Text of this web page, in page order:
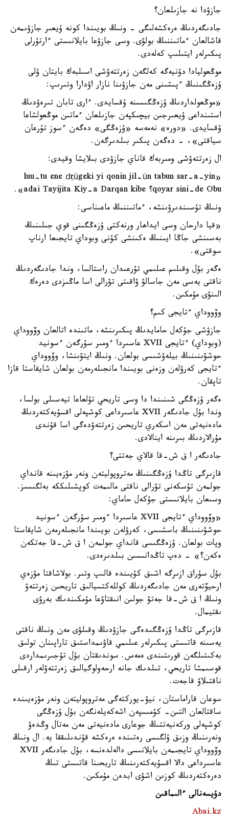
جازۋدا نە جازىلعان؟
جادىگەردىڭ ەرەكشەلىگى - ونىڭ بويىندا كونە ۇيعىر جازۋىمەن
قاشالعان ءماتىننىڭ بولۋى. وسى جازۋعا بايلانىستى ءارتۇرلى
پىكىرلەر ايتىلىپ كەلەدى.
موڭعوليادا دۇنيەگە كەلگەن زەرتتەۋشى اسىلبەك بايتان ۇلى
ۇزەڭگىنىڭ ءپىشىنى مەن جازۋىنا نازار اۋدارا وتىرىپ:
«موڭعولداردىڭ ۇزەڭگىسىنە ۇقسايدى. ءارى تابان تىرەۋدىڭ
استىنداعى ۇيعىرجىن بيچىكپەن جازىلعان ءماتىن موڭعولشاعا
ۇقسايدى. «دورە» نەمەسە «ۇزەڭگى» دەگەن ءسوز تۇرعان
سياقتى»، - دەگەن پىكىر بىلدىرگەن.
ال زەرتتەۋشى ومىربەك قاناي جازۋدى بىلايشا وقيدى:
«luu-tu ene dِrügeki yi qonin jil-ün tabun sar-a-yin
qoyar sini-de Obu؟ adai Tayijita Kiy-a Darqan kibe».
ونىڭ تۇسىندىرۋىنشە، ءماتىننىڭ ماعىناسى:
«قيا دارحان وسى ايداھار ورنەكتى ۇزەڭگىنى قوي جىلىنىڭ
بەسىنشى جاڭا ايىنىڭ ەكىنشى كۇنى وبوداي تايجىعا ارناپ
سوقتى».
ەگەر بۇل وقىلىم عىلىمي تۇرعىدان راستالسا، وندا جادىگەردىڭ
ناقتى يەسى مەن جاسالۋ ۋاقىتى تۋرالى اسا ماڭىزدى دەرەك
الىنۋى مۇمكىن.
وۆووداي ءتايجى كىم؟
جازۋشى جۇكەل حامايدىڭ پىكىرىنشە، ماتىندە اتالعان وۆووداي
(وبوداي) ءتايجى XVII عاسىردا ءومىر سۇرگەن ءسونيد
حوشۋىنىنىڭ بيلەۋشىسى بولعان. ونىڭ ايتۋىنشا، وۆووداي
ءتايجى كەرۋلەن وزەنى بويىندا مانجىلەرمەن بولعان شايقاستا قازا
تاپقان.
ەگەر ۇزەڭگى شىنىندا دا وسى تاريحي تۇلعاعا تيەسىلى بولسا،
وندا بۇل جادىگەر XVII عاسىرداعى كوشپەلى اقسۇيەكتەردىڭ
مادەنيەتى مەن اسكەري تاريحىن زەرتتەۋدەگى اسا قۇندى
مۇرالاردىڭ بىرىنە اينالادى.
جادىگەر ا ق ش-قا قالاي جەتتى؟
قازىرگى تاڭدا ۇزەڭگىنىڭ مەتروپوليتەن ونەر مۋزەيىنە قانداي
جولمەن تۇسكەنى تۋرالى ناقتى مالىمەت كوپشىلىككە بەلگىسىز.
وسىعان بايلانىستى جۇكەل حاماي:
«وۆووداي ءتايجى XVII عاسىردا ءومىر سۇرگەن ءسونيد
حوشۋىنىنىڭ باسشىسى، كەرۋلەن بويىندا مانجىلەرمەن شايقاستا
وپات بولعان. ۇزەڭگىسى قانداي جولمەن ا ق ش-قا جەتكەن
ەكەن؟» - دەپ تاڭدانىسىن بىلدىرەدى.
بۇل سۇراق ازىرگە اشىق كۇيىندە قالىپ وتىر. بولاشاقتا مۋزەي
ارحيۆتەرى مەن جادىگەردىڭ كوللەكتسيالىق تاريحىن زەرتتەۋ
ونىڭ ا ق ش-قا جەتۋ جولىن انىقتاۋعا مۇمكىندىك بەرۋى
ىقتيمال.
قازىرگى تاڭدا ۇزەڭگىدەگى جازۋدىڭ وقىلۋى مەن ونىڭ ناقتى
يەسىنە قاتىستى پىكىرلەر عىلىمي قاۋىمداستىق تاراپىنان تولىق
بەكىتىلگەن قورىتىندى ەمەس. سوندىقتان بۇل تۇجىرىمداردى
قوسىمشا تاريحي، تىلدىك جانە ارحەولوگيالىق زەرتتەۋلەر ارقىلى
ناقتىلاۋ قاجەت.
سوعان قاراماستان، نيۋ-يوركتەگى مەتروپوليتەن ونەر مۋزەيىندە
ساقتالعان التىن- كۇمىسپەن اشەكەيلەنگەن بۇل ۇزەڭگى
كوشپەلى وركەنيەتتىڭ جوعارى مادەنيەتى مەن مەتال وڭدەۋ
ونەرىنىڭ وزىق ۇلگىسى رەتىندە ەرەكشە قۇندىلىققا يە. ال ونىڭ
وۆووداي تايجىمەن بايلانىسى دالەلدەنسە، بۇل جادىگەر XVII
عاسىرداعى دالا اقسۇيەكتەرىنىڭ تاريحىنا قاتىستى تىڭ
دەرەكتەردىڭ كوزىن اشۋى ابدەن مۇمكىن.
دۇيسەنالى ءالىماقىن
Abai.kz